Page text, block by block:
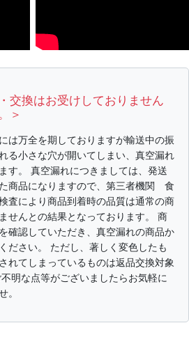
交換はお受けしておりません
＞
は万全を期しておりますが輸送中の振
る小さな穴が開いてしまい、真空漏れ
す。 真空漏れにつきましては、発送
商品になりますので、第三者機関 食
査により商品到着時の品質は通常の商
せんとの結果となっております。 商
確認していただき、真空漏れの商品か
ださい。 ただし、著しく変色したも
れてしまっているものは返品交換対象
明な点等がございましたらお気軽に
。